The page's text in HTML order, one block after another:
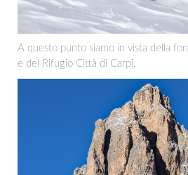
A questo punto siamo in vista della
e del Rifugio Città di Carpi.